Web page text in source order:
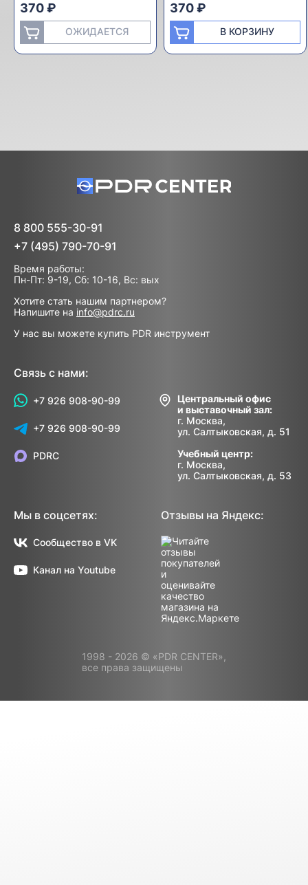
370 ₽
ОЖИДАЕТСЯ
370 ₽
В КОРЗИНУ
8 800 555-30-91
+7 (495) 790-70-91
Время работы:
Пн-Пт: 9-19, Сб: 10-16, Вс: вых
Хотите стать нашим партнером?
Напишите на info@pdrc.ru
У нас вы можете купить PDR инструмент
Связь с нами:
+7 926 908-90-99
+7 926 908-90-99
Центральный офис
и выставочный зал:
г. Москва,
ул. Салтыковская, д. 51
Учебный центр:
г. Москва,
ул. Салтыковская, д. 53
PDRC
Мы в соцсетях:
Сообщество в VK
Канал на Youtube
Отзывы на Яндекс:
1998 - 2026 © «PDR CENTER»,
все права защищены